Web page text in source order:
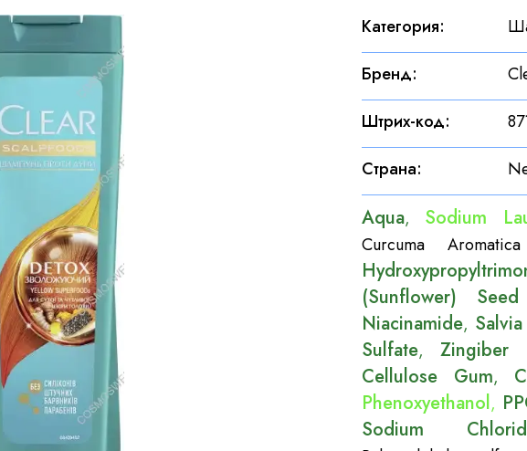
Категория:
Бренд:
Штрих-код:
Страна:
Aqua, Sodium
Curcuma
(Sunflower)
Niacinamide,
Sulfate, Zingiber
Cellulose Gum,
Phenoxyethanol,
Sodium